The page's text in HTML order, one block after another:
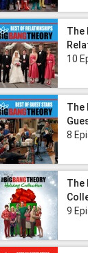
The
10
The
8
The
9